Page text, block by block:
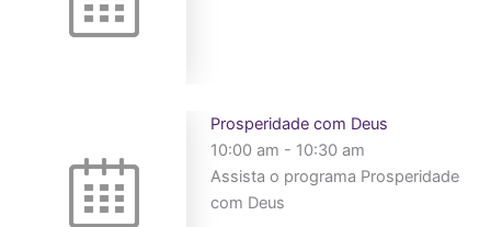
Prosperidade com Deus
10:00 am - 10:30 am
Assista o programa Prosperidade
com Deus